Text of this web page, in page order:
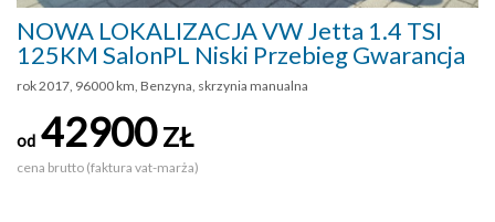
NOWA LOKALIZACJA VW Jetta 1.4 TSI
125KM SalonPL Niski Przebieg Gwarancja
rok 2017, 96000 km, Benzyna, skrzynia manualna
od 42900ZŁ
cena brutto (faktura vat-marża)